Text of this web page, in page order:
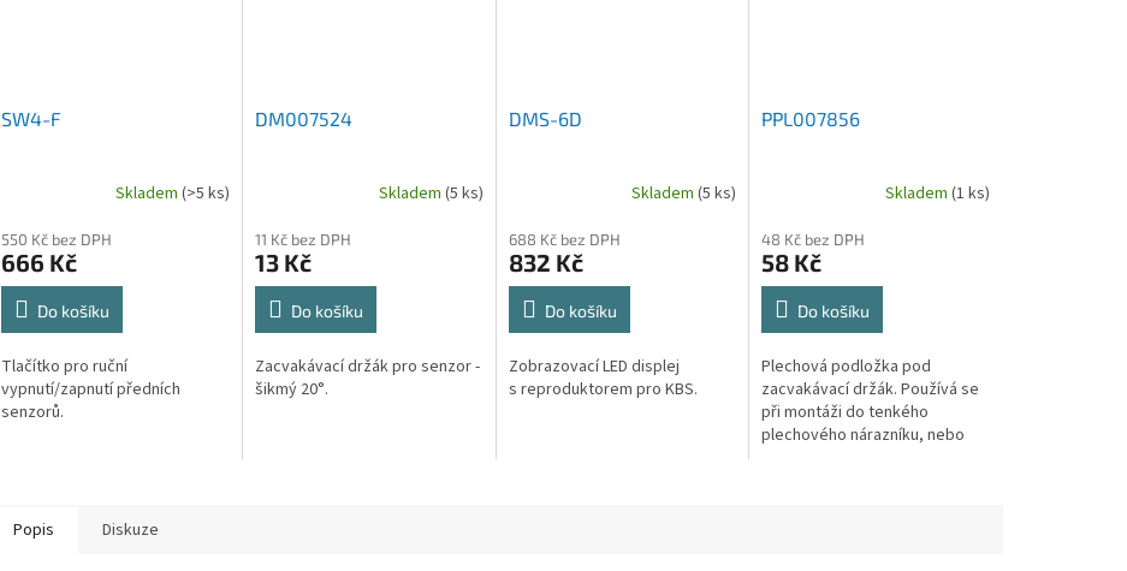
SW4-F
Skladem (>5 ks)
550 Kč bez DPH
666 Kč
Do košíku
Tlačítko pro ruční
vypnutí/zapnutí předních
senzorů.
DM007524
Skladem (5 ks)
11 Kč bez DPH
13 Kč
Do košíku
Zacvakávací držák pro senzor -
šikmý 20°.
DMS-6D
Skladem(5 ks)
688 Kč bez DPH
832 Kč
Do košíku
Zobrazovací LED displej
s reproduktorem pro KBS.
PPL007856
Skladem (1 ks)
48 Kč bez DPH
58 Kč
Do košíku
Plechová podložka pod
zacvakávací držák. Používá se
při montáži do tenkého
plechového nárazníku, nebo
Popis Diskuze